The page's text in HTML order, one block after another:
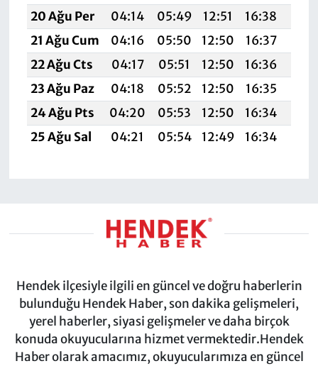
20 Ağu Per
04:14 05:49 12:51 16:38
21 Ağu Cum
04:16 05:50 12:50 16:37
22 Ağu Cts
04:17 05:51 12:50 16:36
23 Ağu Paz
04:18 05:52 12:50 16:35
24 Ağu Pts
04:20 05:53 12:50 16:34
25 Ağu Sal
04:21 05:54 12:49 16:34
Hendek ilçesiyle ilgili en güncel ve doğru haberlerin
bulunduğu Hendek Haber, son dakika gelişmeleri,
yerel haberler, siyasi gelişmeler ve daha birçok
konuda okuyucularına hizmet vermektedir.Hendek
Haber olarak amacımız, okuyucularımıza en güncel